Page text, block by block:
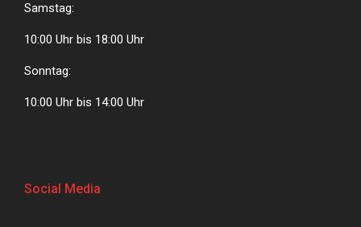
Samstag:
10:00 Uhr bis 18:00 Uhr
Sonntag:
10:00 Uhr bis 14:00 Uhr
Social Media